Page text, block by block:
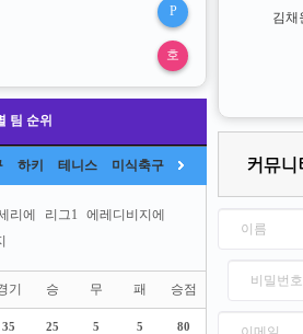
P
호
팀 순위
하키 테니스 미식축구
리에 리그1
에레디비지에
기 승 무 패 승점
35 25 5 5 80
김채